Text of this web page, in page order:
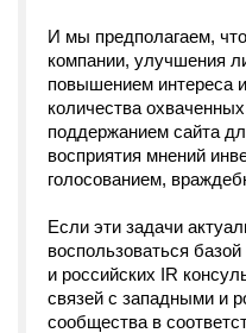
И мы предполагаем,
компании, улучшения
повышением интереса
количества
поддержанием сайта
восприятия мнений
голосованием,
Если эти задачи
воспользоваться
и российских IR
связей с западными и
сообщества в